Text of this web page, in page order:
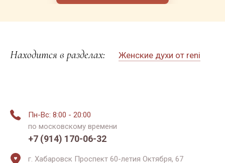
Находится в разделах: Женские духи от reni
Пн-Вс: 8:00 - 20:00
по московскому времени
+7 (914) 170-06-32
г. Хабаровск Проспект 60-летия Октября, 67